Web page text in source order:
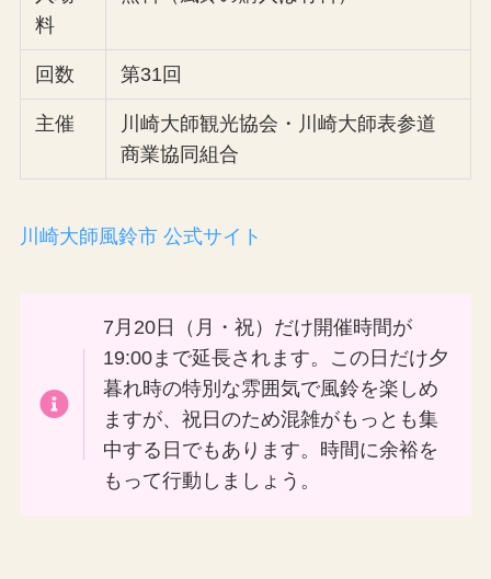
料
回数 第31回
主催
川崎大師観光協会・川崎大師表参道
商業協同組合
川崎大師風鈴市 公式サイト
7月20日（月・祝）だけ開催時間が
19:00まで延長されます。この日だけ夕
暮れ時の特別な雰囲気で風鈴を楽しめ
ますが、祝日のため混雑がもっとも集
中する日でもあります。時間に余裕を
もって行動しましょう。